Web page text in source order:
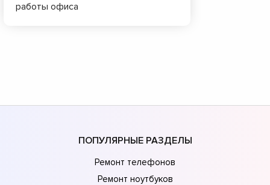
работы офиса
ПОПУЛЯРНЫЕ РАЗДЕЛЫ
Ремонт телефонов
Ремонт ноутбуков